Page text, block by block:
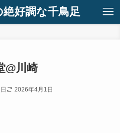
絶好調な千鳥足
@川崎
2026年4月1日